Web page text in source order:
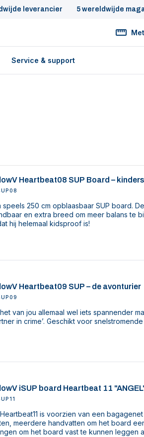
leverancier 5 wereldwijde
Service & support
Heartbeat08 SUP Board –
speels 250 cm opblaasbaar SUP board.
en extra breed om meer balans te
hij helemaal kidsproof is!
Heartbeat09 SUP – de avonturier
van jou allemaal wel iets spannender
in crime’. Geschikt voor
iSUP board Heartbeat 11
is voorzien van een
meerdere handvatten om het board
om het board vast te kunnen leggen